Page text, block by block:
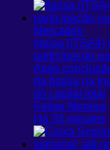
Mercados
Itaúsa
participação
Após
da Itaúsa na
do capital total
Felipe Moreira
Há 33 minutos